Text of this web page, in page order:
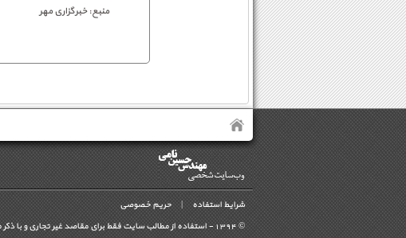
منبع: خبرگزاری مهر
شرایط استفاده | حریم خصوصی
©
1394- استفاده از مطالب سايت فقط برای مقاصد غیر تجاری و با